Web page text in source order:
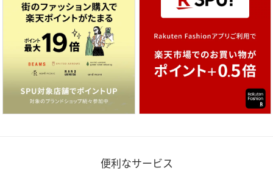
便利なサービス